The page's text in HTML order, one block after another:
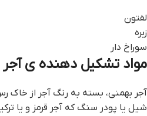
لفتون
زبره
سوراخ ‌دار
مواد تشکیل دهنده ی
آجر بهمنی، بسته به رنگ آجر از خاک
شیل یا پودر سنگ که آجر قرمز و یا